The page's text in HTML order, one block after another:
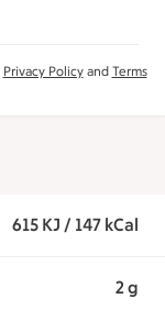
Privacy Policyand Terms
615 KJ / 147 kCal
2 g